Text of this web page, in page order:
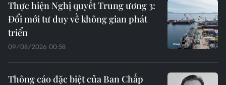
Thực hiện Nghị quyết Trung ương 3:
Đổi mới tư duy về không gian phát
triển
09/08/2026 00:58
Thông cáo đặc biệt của Ban Chấp